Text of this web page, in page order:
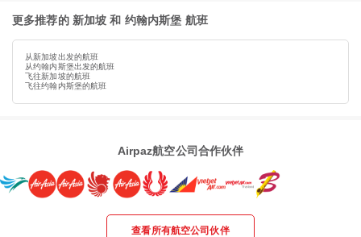
更多推荐的 新加坡 和 约翰内斯堡 航班
从新加坡出发的航班
从约翰内斯堡出发的航班
飞往新加坡的航班
飞往约翰内斯堡的航班
Airpaz航空公司合作伙伴
查看所有航空公司伙伴